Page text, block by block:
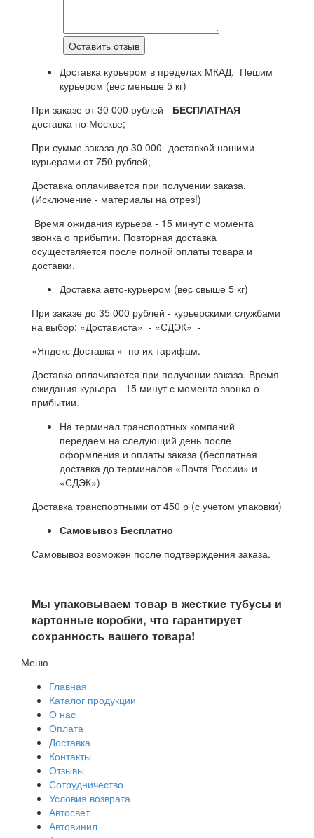
Доставка курьером в пределах МКАД. Пешим
курьером (вес меньше 5 кг)
При заказе от 30 000 рублей - БЕСПЛАТНАЯ
доставка по Москве;
При сумме заказа до 30 000- доставкой нашими
курьерами от 750 рублей;
Доставка оплачивается при получении заказа.
(Исключение - материалы на отрез!)
Время ожидания курьера - 15 минут с момента
звонка о прибытии. Повторная доставка
осуществляется после полной оплаты товара и
доставки.
Доставка авто-курьером (вес свыше 5 кг)
При заказе до 35 000 рублей - курьерскими службами
на выбор: «Достависта» - «СДЭК» -
«Яндекс Доставка » по их тарифам.
Доставка оплачивается при получении заказа. Время
ожидания курьера - 15 минут с момента звонка о
прибытии.
На терминал транспортных компаний
передаем на следующий день после
оформления и оплаты заказа (бесплатная
доставка до терминалов «Почта России» и
«СДЭК»)
Доставка транспортными от 450 р (с учетом упаковки)
Самовывоз Бесплатно
Самовывоз возможен после подтверждения заказа.
Мы упаковываем товар в жесткие тубусы и
картонные коробки, что гарантирует
сохранность вашего товара!
Меню
Главная
Каталог продукции
О нас
Оплата
Доставка
Контакты
Отзывы
Сотрудничество
Условия возврата
Автосвет
Автовинил